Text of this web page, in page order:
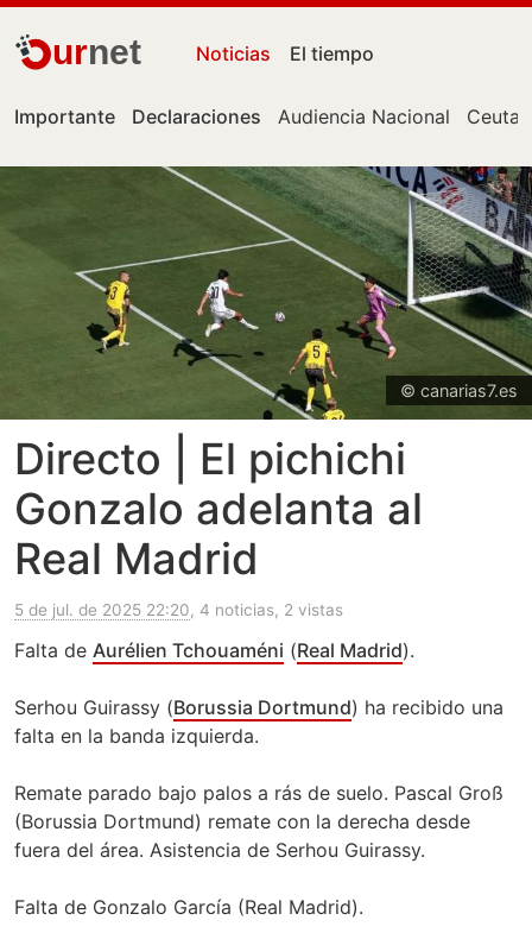
urnet Noticias El tiempo
Importante Declaraciones Audiencia Nacional Ceuta
© canarias7.es
Directo | El pichichi
Gonzalo adelanta al
Real Madrid
5 de jul. de 2025 22:20, 4 noticias, 2 vistas
Falta de Aurélien Tchouaméni (Real Madrid).
Serhou Guirassy (Borussia Dortmund) ha recibido una
falta en la banda izquierda.
Remate parado bajo palos a rás de suelo. Pascal Groß
(Borussia Dortmund) remate con la derecha desde
fuera del área. Asistencia de Serhou Guirassy.
Falta de Gonzalo García (Real Madrid).